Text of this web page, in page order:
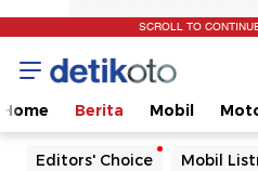
SCROLL TO
Home Berita Mobil
Editors' Choice Mobil